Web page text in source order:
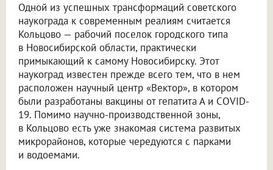
Одной из успешных трансформаций советского
наукограда к современным реалиям считается
Кольцово — рабочий поселок городского типа
в Новосибирской области, практически
примыкающий к самому Новосибирску. Этот
наукоград известен прежде всего тем, что в нем
расположен научный центр «Вектор», в котором
были разработаны вакцины от гепатита А и COVID-
19. Помимо научно-производственной зоны,
в Кольцово есть уже знакомая система развитых
микрорайонов, которые чередуются с парками
и водоемами.